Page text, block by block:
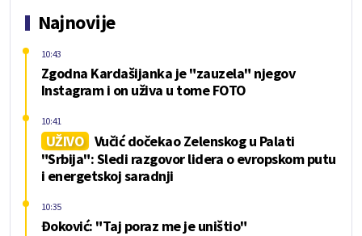
Najnovije
Zgodna Kardašijanka je "zauzela" njegov
Instagram i on uživa u tome FOTO
10:43
UŽIVO Vučić dočekao Zelenskog u Palati
"Srbija": Sledi razgovor lidera o evropskom putu
i energetskoj saradnji
10:41
Đoković: "Taj poraz me je uništio"
10:35